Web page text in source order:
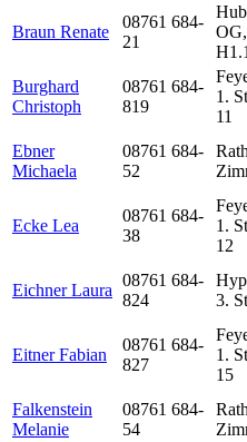
Braun Renate
08761 684-
21
H1.1
Burghard
Christoph
08761 684-
819
1.
11
Ebner
Michaela
08761 684-
52
Ecke Lea
08761 684-
38
1.
12
Eichner Laura
08761 684-
824
3.
Eitner Fabian
08761 684-
827
1.
15
Falkenstein
Melanie
08761 684-
54